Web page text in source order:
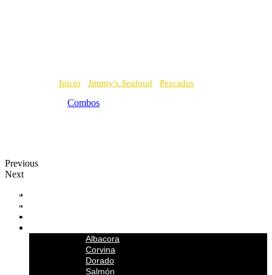
Inicio Jimmy's Seafood Pescados/ Pargo
Combos
Previous
Next
Combos
Bebidas
Sales y Especias
Pescados
Albacora
Corvina
Dorado
Salmón